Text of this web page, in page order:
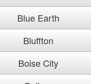
Blue Earth
Bluffton
Boise City